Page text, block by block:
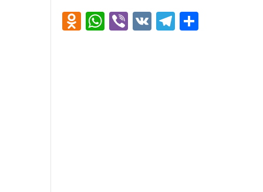
Odnoklassniki
WhatsApp
Viber
VK Telegram